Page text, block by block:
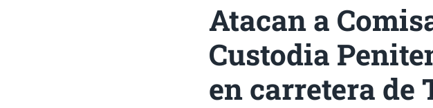
Atacan a
Custodia
en carretera de